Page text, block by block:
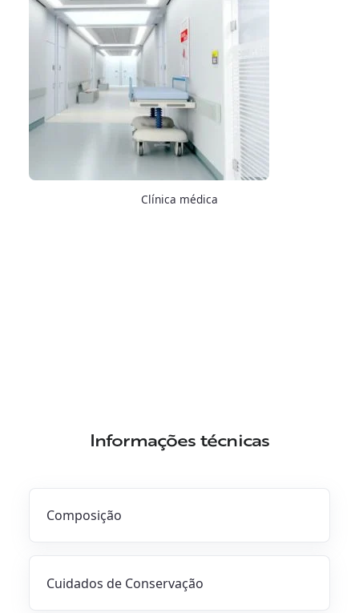
Clínica médica
Informações técnicas
Composição
Cuidados de Conservação